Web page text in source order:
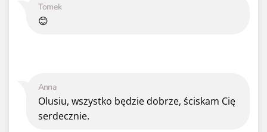
Anna
Olusiu, wszystko będzie dobrze, ściskam Cię
serdecznie.
Tomek
😊